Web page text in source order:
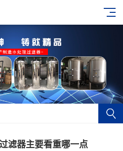
滤器主要看重哪一点